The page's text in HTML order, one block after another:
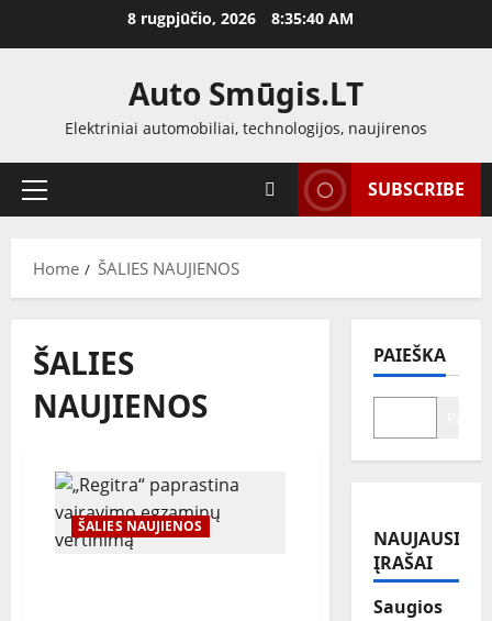
8 rugpjūčio, 2026 8:35:41 AM
Auto Smūgis.LT
Elektriniai automobiliai, technologijos, naujirenos
Primary
SUBSCRIBE
Home ŠALIES NAUJIENOS
ŠALIES
NAUJIENOS
ŠALIES NAUJIENOS
PAIEŠKA
NAUJAUSI
ĮRAŠAI
Saugios